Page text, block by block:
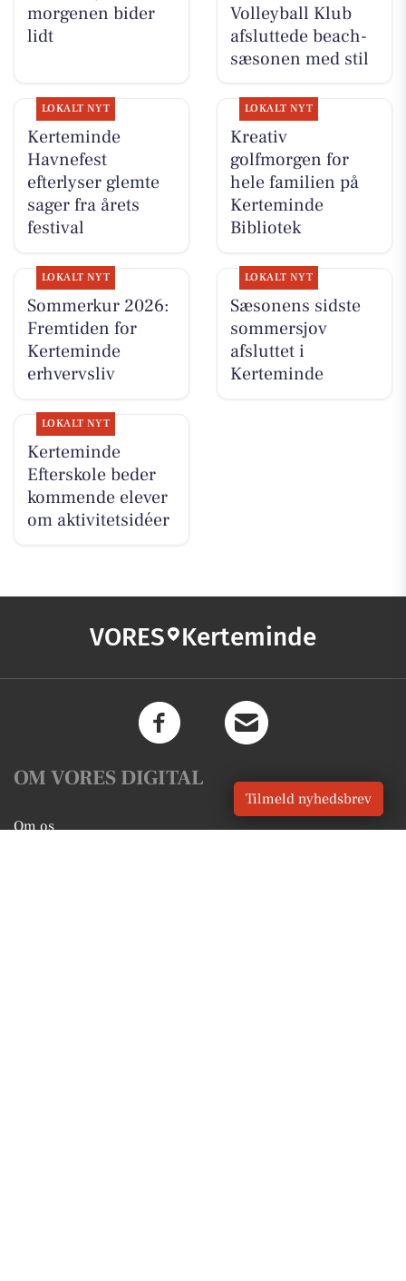
morgenen bider
lidt
Volleyball Klub
afsluttede beach-
sæsonen med stil
LOKALT NYT
Kerteminde
Havnefest
efterlyser glemte
sager fra årets
festival
LOKALT NYT
Kreativ
golfmorgen for
hele familien på
Kerteminde
Bibliotek
LOKALT NYT
Sommerkur 2026:
Fremtiden for
Kerteminde
erhvervsliv
LOKALT NYT
Sæsonens sidste
sommersjov
afsluttet i
Kerteminde
LOKALT NYT
Kerteminde
Efterskole beder
kommende elever
om aktivitetsidéer
VORES Kerteminde
OM VORES DIGITAL
Om os
Tilmeld nyhedsbrev